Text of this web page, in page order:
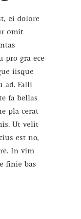
ei dolore
omit
pro gra ece
iisque
ad. Falli
fa bellas
pla cerat
Ut velit
est no,
In vim
finie bas